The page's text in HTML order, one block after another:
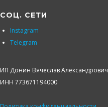
ИП Донин Вячеслав Александрович
ИНН 773671194000
СОЦ. СЕТИ
Instagram
Telegram